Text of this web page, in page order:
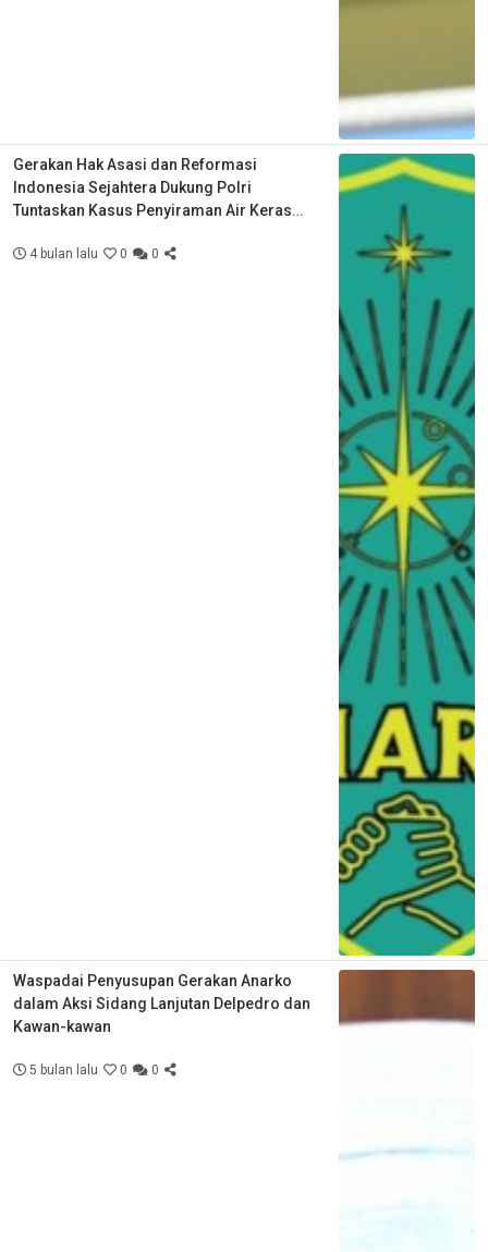
Gerakan Hak Asasi dan Reformasi
Indonesia Sejahtera Dukung Polri
Tuntaskan Kasus Penyiraman Air Keras
4 bulan lalu 0 0
Waspadai Penyusupan Gerakan Anarko
dalam Aksi Sidang Lanjutan Delpedro dan
Kawan-kawan
5 bulan lalu 0 0